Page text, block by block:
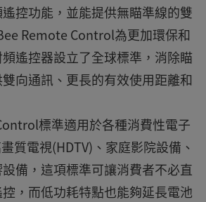
控功能，並能提供無瞄準線的雙
Remote Control為更加環保和
遙控器設立了全球標準，消除瞄
向通訊、更長的有效使用距離和
標準適用於各種消費性電子
質電視(HDTV)、家庭影院設備、
備，這項標準可讓消費者不必直
，而低功耗特點也能夠延長電池